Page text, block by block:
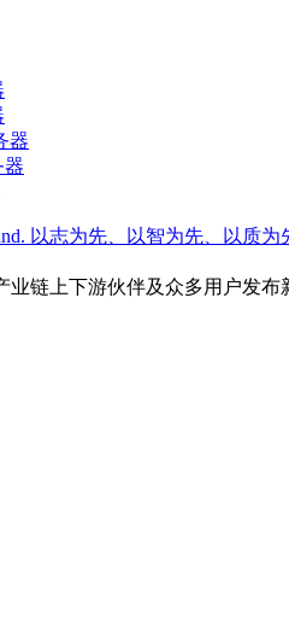
器
器
以志为先、以智为先、以质为
业链上下游伙伴及众多用户发